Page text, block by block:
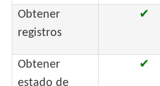
Obtener
registros
✔
Obtener
estado de
✔